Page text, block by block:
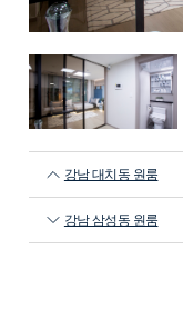
강남 대치동 원룸
강남 삼성동 원룸